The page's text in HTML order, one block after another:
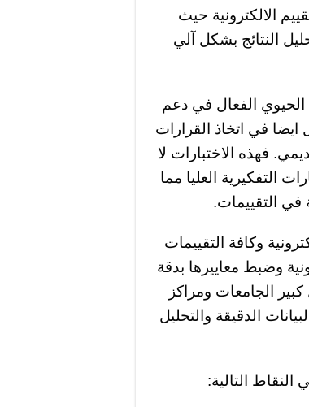
الالكترونية حيث
النتائج بشكل آلي
الحيوي الفعال في دعم
ايضا في اتخاذ القرارات
فهذه الاختبارات لا
التفكيرية العليا مما
في التقييمات.
وكافة التقييمات
وضبط معاييرها بدقة
الجامعات ومراكز
الدقيقة والتحليل
النقاط التالية: